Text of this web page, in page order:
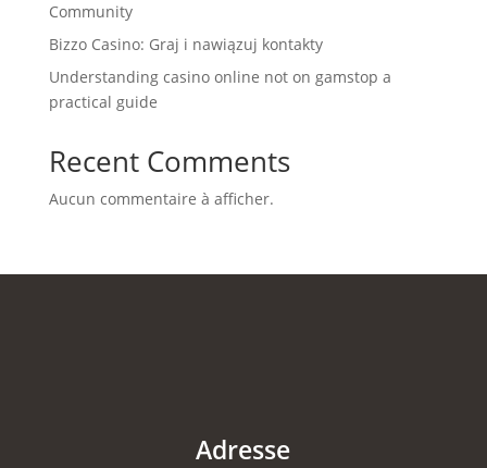
Community
Bizzo Casino: Graj i nawiązuj kontakty
Understanding casino online not on gamstop a
practical guide
Recent Comments
Aucun commentaire à afficher.
Adresse